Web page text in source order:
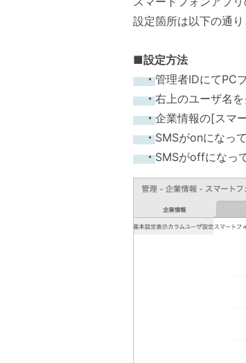
設定箇所は以下の通り
■設定方法
・管理者IDにてPC
・右上のユーザ名を
・企業情報の[スマ
・SMSがonになっ
・SMSがoffになっ